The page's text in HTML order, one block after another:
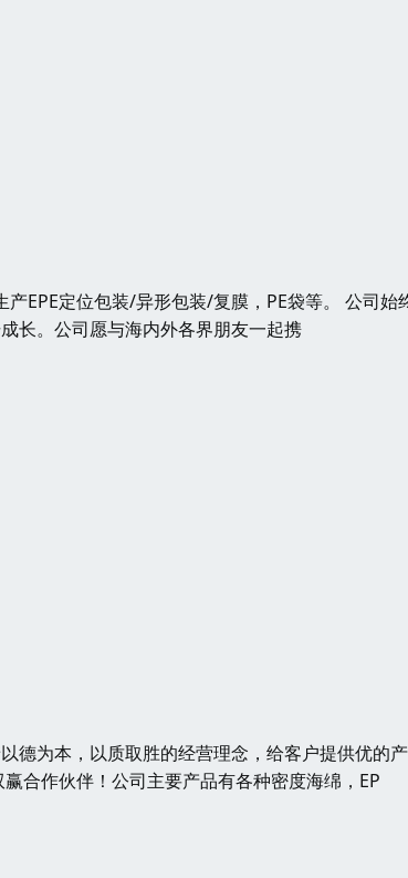
EPE定位包装/异形包装/复膜，PE袋等。 公司始
长。公司愿与海内外各界朋友一起携
为本，以质取胜的经营理念，给客户提供优的
合作伙伴！公司主要产品有各种密度海绵，EP